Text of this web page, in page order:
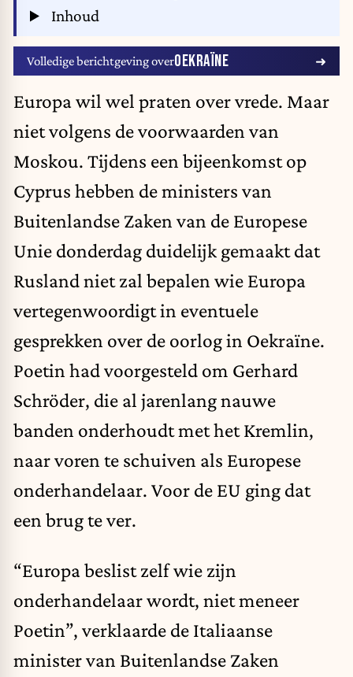
Inhoud
Volledige berichtgeving overOEKRAÏNE
Europa wil wel praten over vrede. Maar
niet volgens de voorwaarden van
Moskou. Tijdens een bijeenkomst op
Cyprus hebben de ministers van
Buitenlandse Zaken van de Europese
Unie donderdag duidelijk gemaakt dat
Rusland niet zal bepalen wie Europa
vertegenwoordigt in eventuele
gesprekken over de oorlog in Oekraïne.
Poetin had voorgesteld om Gerhard
Schröder, die al jarenlang nauwe
banden onderhoudt met het Kremlin,
naar voren te schuiven als Europese
onderhandelaar. Voor de EU ging dat
een brug te ver.
“Europa beslist zelf wie zijn
onderhandelaar wordt, niet meneer
Poetin”, verklaarde de Italiaanse
minister van Buitenlandse Zaken